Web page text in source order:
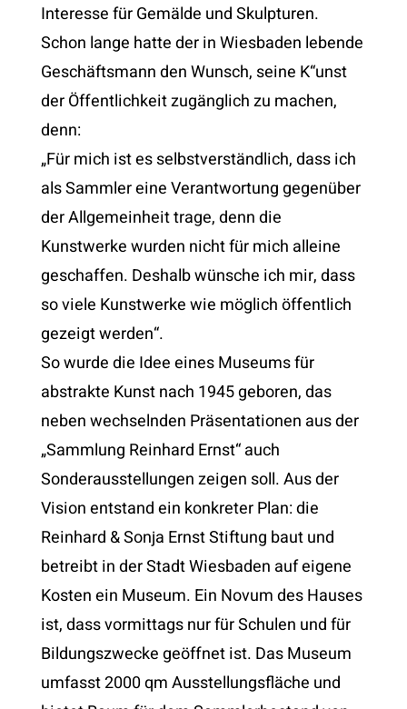
Interesse für Gemälde und Skulpturen.
Schon lange hatte der in Wiesbaden lebende
Geschäftsmann den Wunsch, seine K“unst
der Öffentlichkeit zugänglich zu machen,
denn:
„Für mich ist es selbstverständlich, dass ich
als Sammler eine Verantwortung gegenüber
der Allgemeinheit trage, denn die
Kunstwerke wurden nicht für mich alleine
geschaffen. Deshalb wünsche ich mir, dass
so viele Kunstwerke wie möglich öffentlich
gezeigt werden“.
So wurde die Idee eines Museums für
abstrakte Kunst nach 1945 geboren, das
neben wechselnden Präsentationen aus der
„Sammlung Reinhard Ernst“ auch
Sonderausstellungen zeigen soll. Aus der
Vision entstand ein konkreter Plan: die
Reinhard & Sonja Ernst Stiftung baut und
betreibt in der Stadt Wiesbaden auf eigene
Kosten ein Museum. Ein Novum des Hauses
ist, dass vormittags nur für Schulen und für
Bildungszwecke geöffnet ist. Das Museum
umfasst 2000 qm Ausstellungsfläche und